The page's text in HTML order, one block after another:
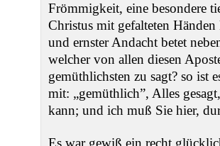
Frömmigkeit, eine besondere
Christus mit gefalteten
und ernster Andacht betet
welcher von allen diesen
gemüthlichsten zu sagt? so ist
mit: „gemüthlich”, Alles
kann; und ich muß Sie hier,
Es war gewiß ein recht